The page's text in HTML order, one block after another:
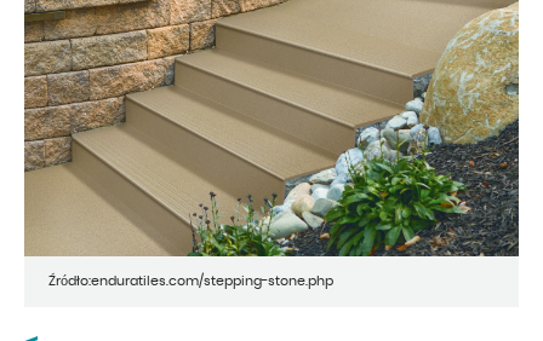
Źródło:enduratiles.com/stepping-stone.php